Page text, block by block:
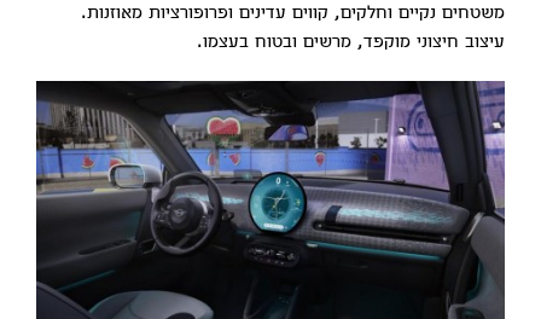
משטחים נקיים וחלקים, קווים עדינים ופרופורציות מאוזנות.
עיצוב חיצוני מוקפד, מרשים ובטוח בעצמו.